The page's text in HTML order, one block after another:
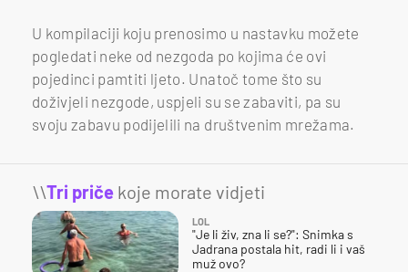
U kompilaciji koju prenosimo u nastavku možete
pogledati neke od nezgoda po kojima će ovi
pojedinci pamtiti ljeto. Unatoč tome što su
doživjeli nezgode, uspjeli su se zabaviti, pa su
svoju zabavu podijelili na društvenim mrežama.
\\Tri priče koje morate vidjeti
LOL
"Je li živ, zna li se?": Snimka s
Jadrana postala hit, radi li i vaš
muž ovo?